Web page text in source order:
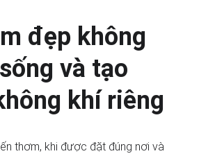
đẹp không
và tạo
khí riêng
thơm, khi được đặt đúng nơi và